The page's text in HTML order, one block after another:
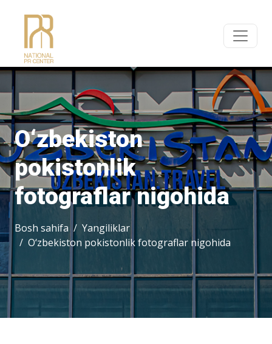
O‘zbekiston
pokistonlik
fotograflar nigohida
Bosh sahifa
Yangiliklar
O‘zbekiston pokistonlik fotograflar nigohida